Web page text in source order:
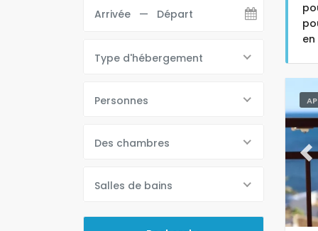
Type d'hébergement
Personnes
Des chambres
Salles de bains